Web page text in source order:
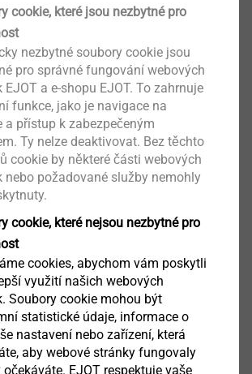
prvky pro kolejnicové
cookie, které jsou nezbytné pro
nezbytné soubory cookie jsou
pro správné fungování webových
EJOT a e-shopu EJOT. To zahrnuje
funkce, jako je navigace na
a přístup k zabezpečeným
Ty nelze deaktivovat. Bez těchto
cookie by některé části webových
nebo požadované služby nemohly
cookie, které nejsou nezbytné pro
cookies, abychom vám poskytli
využití našich webových
Soubory cookie mohou být
statistické údaje, informace o
nastavení nebo zařízení, která
aby webové stránky fungovaly
očekáváte. EJOT respektuje vaše